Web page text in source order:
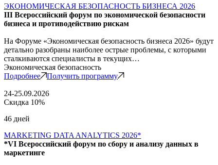
ЭКОНОМИЧЕСКАЯ БЕЗОПАСНОСТЬ БИЗНЕСА 2026
III Всероссийский форум по экономической безопасности
бизнеса и противодействию рискам
На Форуме «Экономическая безопасность бизнеса 2026» будут
детально разобраны наиболее острые проблемы, с которыми
сталкиваются специалисты в текущих…
Экономическая безопасность
Подробнее
Получить программу
24-25.09.2026
Скидка 10%
46 дней
MARKETING DATA ANALYTICS 2026*
*VI Всероссийский форум по сбору и анализу данных в
маркетинге